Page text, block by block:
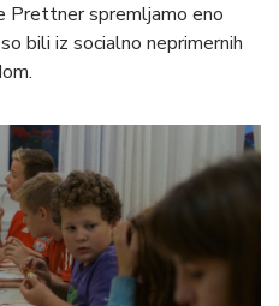
Prettner spremljamo eno
bili iz socialno neprimernih